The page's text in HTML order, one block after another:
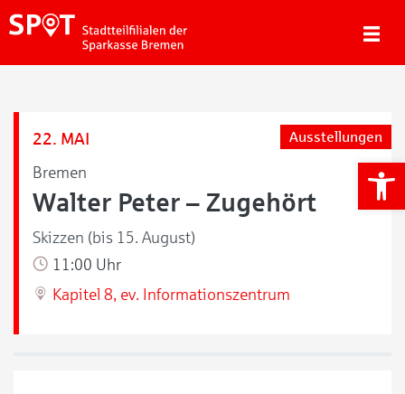
22. MAI
Bremen
Ausstellungen
Walter Peter – Zugehört
Skizzen (bis 15. August)
11:00 Uhr
Kapitel 8, ev. Informationszentrum